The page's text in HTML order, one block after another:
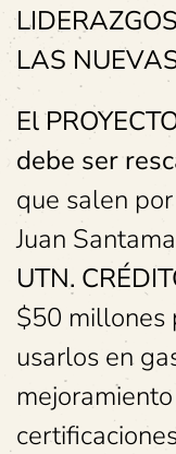
LAS
El
debe ser
que salen
Juan
UTN.
$50 millones
usarlos en